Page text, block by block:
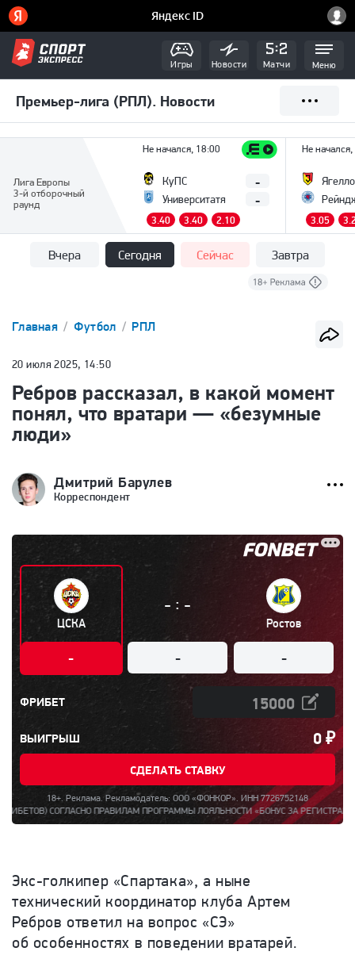
Игры Новости Матчи Меню
Премьер-лига (РПЛ). Новости
Лига Европы
3-й отборочный
раунд
Не начался, 18:00
КуПС
Университатя
-
-
3.40 3.40 2.10
Не
3.05
Вчера Сегодня Сейчас Завтра
Главная Футбол РПЛ
20 июля 2025, 14:50
Ребров рассказал, в какой момент
понял, что вратари — «безумные
люди»
Дмитрий Барулев
Корреспондент
ЦСКА
-
- : -
-
Ростов
-
ФРИБЕТ
ВЫИГРЫШ 0₽
СДЕЛАТЬ СТАВКУ
18+. Реклама. Рекламодатель: ООО «ФОНКОР». ИНН 7726752148
СОГЛАСНО ПРАВИЛАМ ПРОГРАММЫ ЛОЯЛЬНОСТИ «БОНУС ЗА РЕГИСТРАЦИЮ
Экс-голкипер «Спартака», а ныне
технический координатор клуба Артем
Ребров ответил на вопрос «СЭ»
об особенностях в поведении вратарей.